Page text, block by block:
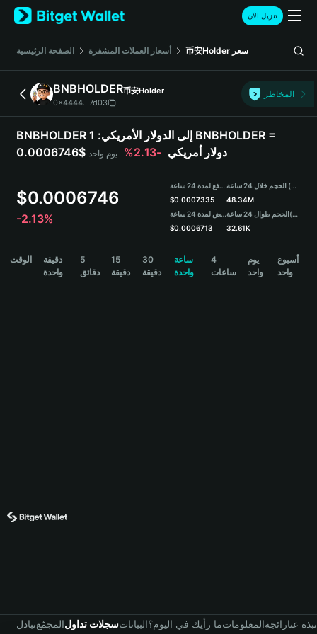
English
日本語
Русский
Español (Latinoamérica)
Türkçe
Deutsch
简体中文
Português (Portugal)
Bahasa Indonesia
বাংলা
تنزيل الآن
الصفحة الرئيسية أسعار العملات المشفرة 币安Holder سعر
BNBHOLDER币安Holder
0x4444...7d03
المخاطر
BNBHOLDER إلى الدولار الأمريكي: 1 BNBHOLDER =
0.0006746$ دولار أمريكي -2.13% يوم واحد
$0.0006746
-2.13%
مرتفع لمدة 24 ساعة
$0.0007335
منخفض لمدة 24 ساعة
$0.0006713
الحجم خلال 24 ساعة (BNBHOLDER)
48.34M
الحجم طوال 24 ساعة(USDT)
32.61K
الوقت
دقيقة
واحدة
5
دقائق
15
دقيقة
30
دقيقة
ساعة
واحدة
4
ساعات
يوم
واحد
أسبوع
واحد
تبادلالمجمّعسجلات تداولالبياناتما رأيك في اليوم؟المعلوماترائجةنبذة عنا